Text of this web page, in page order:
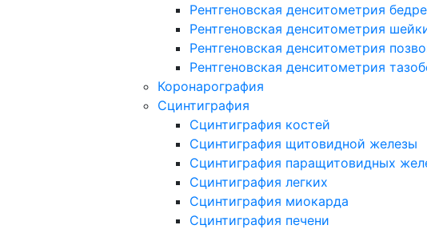
Рентгеновская денситометрия
Рентгеновская денситометрия
Рентгеновская денситометрия
Рентгеновская денситометрия
Коронарография
Сцинтиграфия
Сцинтиграфия костей
Сцинтиграфия щитовидной железы
Сцинтиграфия паращитовидных
Сцинтиграфия легких
Сцинтиграфия миокарда
Сцинтиграфия печени